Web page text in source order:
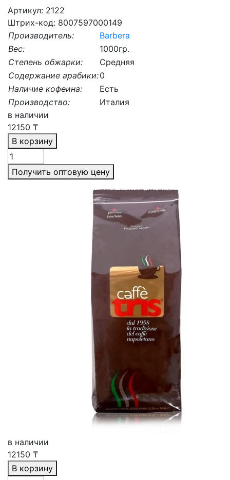
Артикул: 2122
Штрих-код: 8007597000149
Производитель:
Barbera
Вес:
1000гр.
Степень обжарки:
Средняя
Содержание арабики:0
Наличие кофеина:
Есть
Производство:
Италия
в наличии
12150 ₸
В корзину
Получить оптовую цену
в наличии
12150 ₸
В корзину